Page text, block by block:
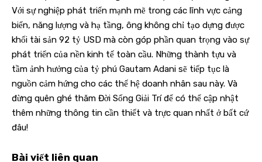
Với sự nghiệp phát triển mạnh mẽ trong các lĩnh vực cảng
biển, năng lượng và hạ tầng, ông không chỉ tạo dựng được
khối tài sản 92 tỷ USD mà còn góp phần quan trọng vào sự
phát triển của nền kinh tế toàn cầu. Những thành tựu và
tầm ảnh hưởng của tỷ phú Gautam Adani sẽ tiếp tục là
nguồn cảm hứng cho các thế hệ doanh nhân sau này. Và
đừng quên ghé thăm Đời Sống Giải Tríđể có thể cập nhật
thêm những thông tin cần thiết và trực quan nhất ở bất cứ
đâu!
Bài viết liên quan